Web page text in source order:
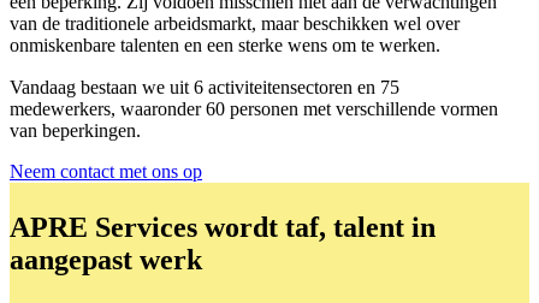
van de traditionele arbeidsmarkt, maar beschikken wel over
onmiskenbare talenten en een sterke wens om te werken.
Vandaag bestaan we uit 6 activiteitensectoren en 75
medewerkers, waaronder 60 personen met verschillende vormen
van beperkingen.
Neem contact met ons op
APRE Services wordt taf, talent in
aangepast werk